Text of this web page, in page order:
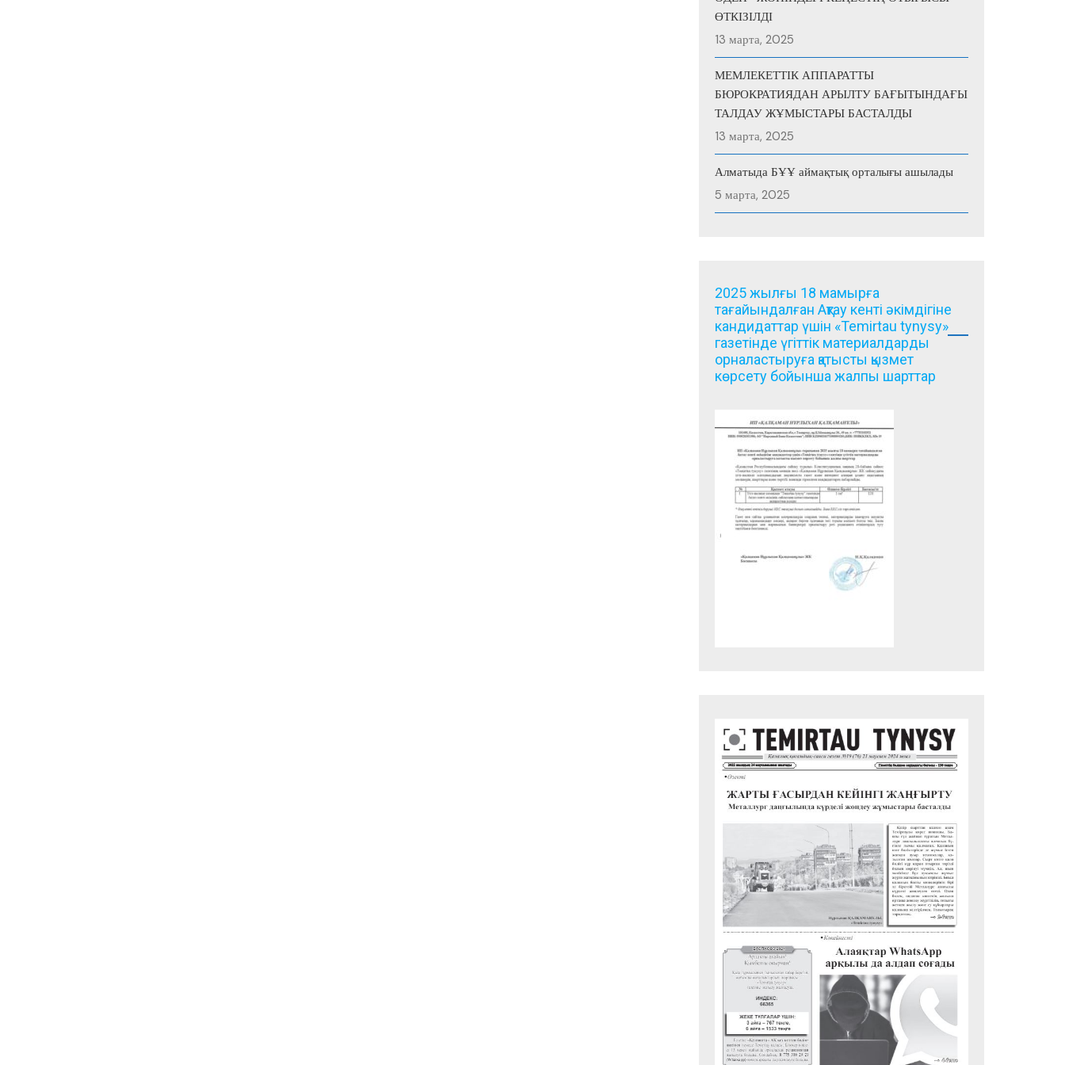
ӨТКІЗІЛДІ
13 марта, 2025
МЕМЛЕКЕТТІК АППАРАТТЫ
БЮРОКРАТИЯДАН АРЫЛТУ БАҒЫТЫНДАҒЫ
ТАЛДАУ ЖҰМЫСТАРЫ БАСТАЛДЫ
13 марта, 2025
Алматыда БҰҰ аймақтық орталығы ашылады
5 марта, 2025
2025 жылғы 18 мамырға
тағайындалған Ақтау кенті әкімдігіне
кандидаттар үшін «Temirtau tynysy»
газетінде үгіттік материалдарды
орналастыруға қатысты қызмет
көрсету бойынша жалпы шарттар